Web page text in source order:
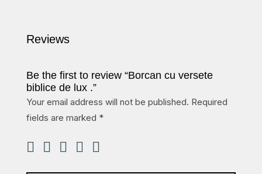
Reviews
Be the first to review “Borcan cu versete
biblice de lux .”
Your email address will not be published. Required
fields are marked *